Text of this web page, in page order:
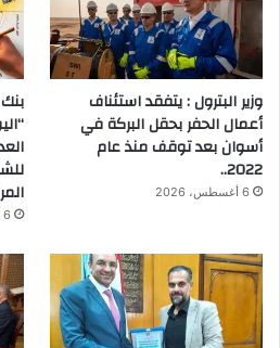
وزير البترول : يتفقد استئناف
أعمال الحفر بحقل البركة في
أسوان بعد توقف منذ عام
2022..
6 أغسطس، 2026
6 أغسطس، 2026